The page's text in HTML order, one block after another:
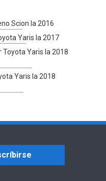
Scion Ia 2016
Yaris Ia 2017
Yaris Ia 2018
Yaris Ia 2018